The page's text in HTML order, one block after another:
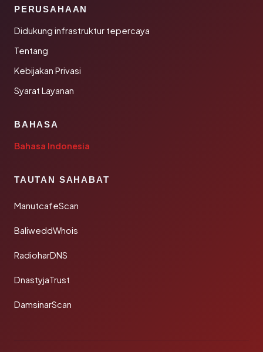
PERUSAHAAN
Didukung infrastruktur tepercaya
Tentang
Kebijakan Privasi
Syarat Layanan
BAHASA
Bahasa Indonesia
TAUTAN SAHABAT
ManutcafeScan
BaliweddWhois
RadioharDNS
DnastyjaTrust
DamsinarScan